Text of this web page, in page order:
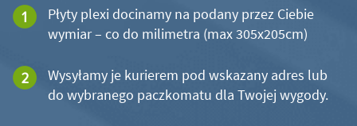
Płyty plexi docinamy na podany przez Ciebie
wymiar – co do milimetra (max 305x205cm)
Wysyłamy je kurierem pod wskazany adres lub
do wybranego paczkomatu dla Twojej wygody.